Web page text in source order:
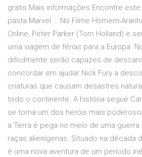
gratis Mais informações Encontre
pasta Marvel … No Filme Homem-
Online, Peter Parker (Tom Holland) e
uma viagem de férias para a Europa.
dificilmente serão capazes de
concordar em ajudar Nick Fury a
criaturas que causam desastres
todo o continente. A história segue
se torna um dos heróis mais
a Terra é pega no meio de uma
raças alienígenas. Situado na década
é uma nova aventura de um período